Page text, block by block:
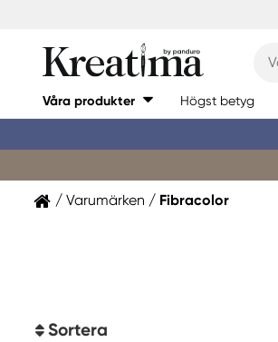
Våra produkter Högst betyg
Varumärken Fibracolor
Sortera